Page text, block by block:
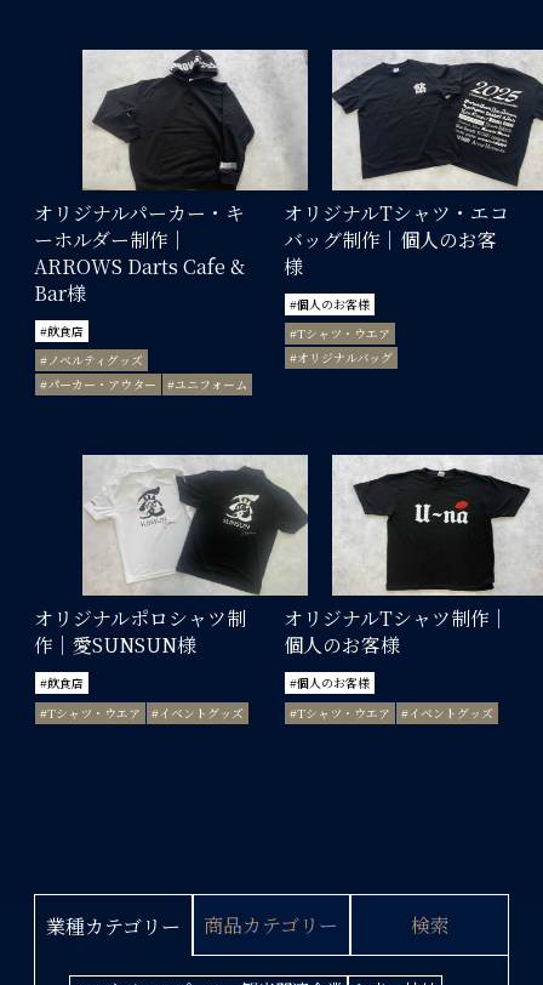
オリジナルパーカー・キ
ーホルダー制作｜
ARROWS Darts Cafe &
Bar様
#飲食店
#ノベルティグッズ
#パーカー・アウター
#ユニフォーム
オリジナルTシャツ・エコ
バッグ制作｜個人のお客
様
#個人のお客様
#Tシャツ・ウエア
#オリジナルバッグ
オリジナルポロシャツ制
作｜愛SUNSUN様
#飲食店
#Tシャツ・ウエア
#イベントグッズ
オリジナルTシャツ制作｜
個人のお客様
#個人のお客様
#Tシャツ・ウエア
#イベントグッズ
業種カテゴリー 商品カテゴリー 検索